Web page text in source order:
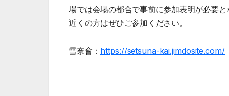
場では会場の都合で事前に参加表明が必要
近くの方はぜひご参加ください。
雪奈會： https://setsuna-kai.jimdosite.com/